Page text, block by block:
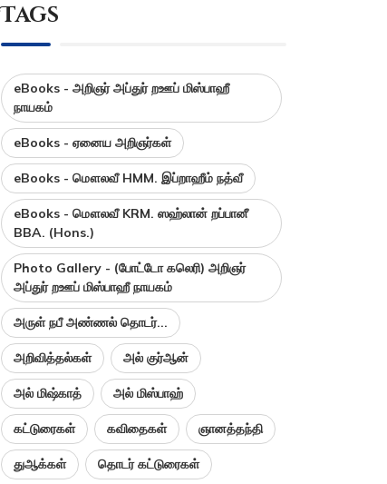
Tags
eBooks - அறிஞர் அப்துர் றஊப் மிஸ்பாஹீ
நாயகம்
eBooks - ஏனைய அறிஞர்கள்
eBooks - மௌலவீ HMM. இப்றாஹீம் நத்வீ
eBooks - மௌலவீ KRM. ஸஹ்லான் றப்பானீ
BBA. (Hons.)
Photo Gallery - (போட்டோ கலெரி) அறிஞர்
அப்துர் றஊப் மிஸ்பாஹீ நாயகம்
அருள் நபீ அண்ணல் தொடர்...
அறிவித்தல்கள் அல் குர்ஆன்
அல் மிஷ்காத் அல் மிஸ்பாஹ்
கட்டுரைகள் கவிதைகள் ஞானத்தந்தி
துஆக்கள் தொடர் கட்டுரைகள்